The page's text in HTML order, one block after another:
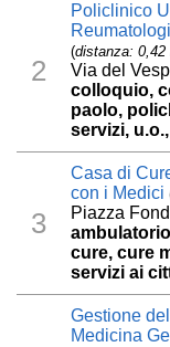
2
Policlinico
(distanza: 0,42
Via del
colloquio,
paolo,
servizi,
3
Casa di
con i Medici
Piazza
cure, cure
servizi ai
Gestione
Medicina